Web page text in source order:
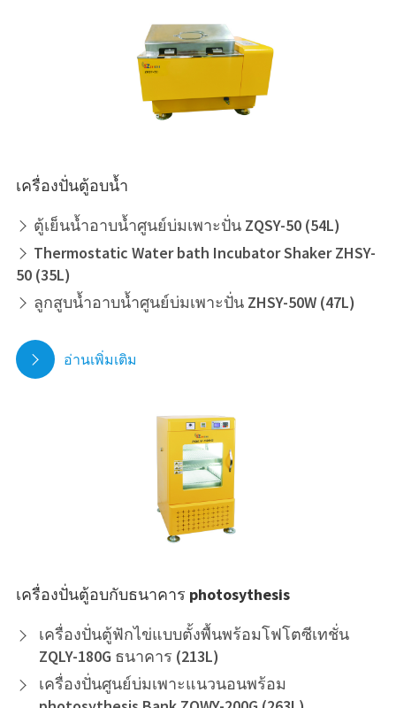
เครื่องปั่นตู้อบน้ำ
 ตู้เย็นน้ำอาบน้ำศูนย์บ่มเพาะปั่น ZQSY-50 (54L)
 Thermostatic Water bath Incubator Shaker ZHSY-
50 (35L)
 ลูกสูบน้ำอาบน้ำศูนย์บ่มเพาะปั่น ZHSY-50W (47L)
 อ่านเพิ่มเติม
เครื่องปั่นตู้อบกับธนาคาร photosythesis

เครื่องปั่นตู้ฟักไข่แบบตั้งพื้นพร้อมโฟโตซีเทชั่น
ZQLY-180G ธนาคาร (213L)

เครื่องปั่นศูนย์บ่มเพาะแนวนอนพร้อม